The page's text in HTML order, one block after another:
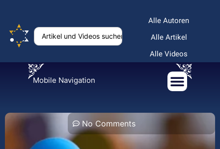
Alle Autoren
Alle Artikel
Alle Videos
Mobile Navigation
No Comments